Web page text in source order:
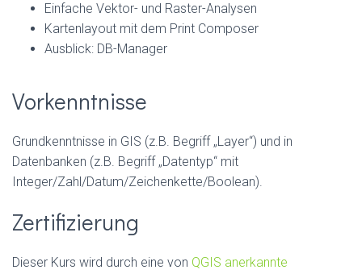
Einfache Vektor- und Raster-Analysen
Kartenlayout mit dem Print Composer
Ausblick: DB-Manager
Vorkenntnisse
Grundkenntnisse in GIS (z.B. Begriff „Layer“) und in
Datenbanken (z.B. Begriff „Datentyp“ mit
Integer/Zahl/Datum/Zeichenkette/Boolean).
Zertifizierung
Dieser Kurs wird durch eine von QGIS anerkannte